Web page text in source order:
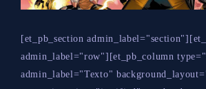
[et_pb_section
admin_label="row"][et_pb_column
admin_label="Texto"